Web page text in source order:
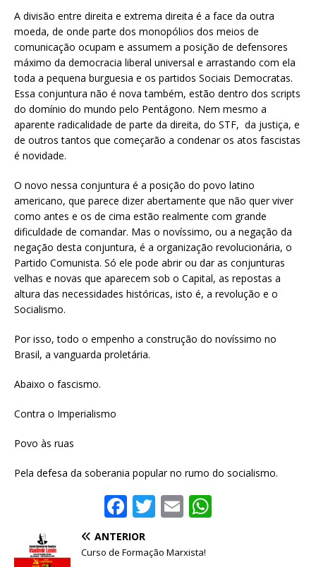
A divisão entre direita e extrema direita é a face da outra
moeda, de onde parte dos monopólios dos meios de
comunicação ocupam e assumem a posição de defensores
máximo da democracia liberal universal e arrastando com ela
toda a pequena burguesia e os partidos Sociais Democratas.
Essa conjuntura não é nova também, estão dentro dos scripts
do domínio do mundo pelo Pentágono. Nem mesmo a
aparente radicalidade de parte da direita, do STF, da justiça, e
de outros tantos que começarão a condenar os atos fascistas
é novidade.
O novo nessa conjuntura é a posição do povo latino
americano, que parece dizer abertamente que não quer viver
como antes e os de cima estão realmente com grande
dificuldade de comandar. Mas o novíssimo, ou a negação da
negação desta conjuntura, é a organização revolucionária, o
Partido Comunista. Só ele pode abrir ou dar as conjunturas
velhas e novas que aparecem sob o Capital, as repostas a
altura das necessidades históricas, isto é, a revolução e o
Socialismo.
Por isso, todo o empenho a construção do novíssimo no
Brasil, a vanguarda proletária.
Abaixo o fascismo.
Contra o Imperialismo
Povo às ruas
Pela defesa da soberania popular no rumo do socialismo.
F
a
c
T
it
E
ai
ANTERIOR
Curso de Formação Marxista!